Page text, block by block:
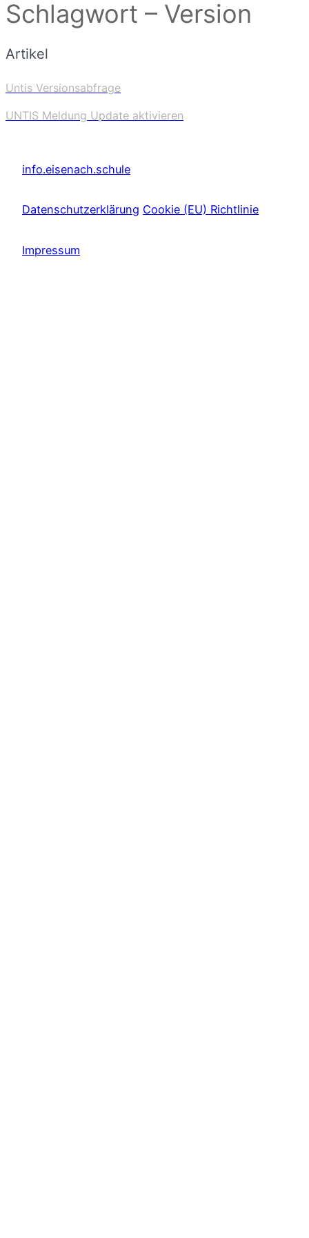
Schlagwort – Version
Artikel
Untis Versionsabfrage
UNTIS Meldung Update aktivieren
info.eisenach.schule
Datenschutzerklärung Cookie (EU) Richtlinie
Impressum